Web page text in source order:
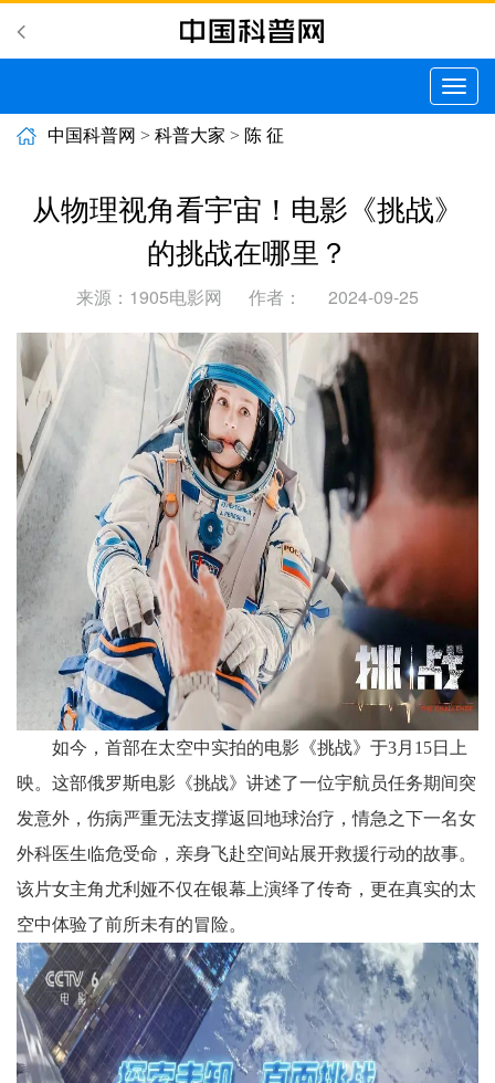
切
换
中国科普网 > 科普大家 > 陈 征
从物理视角看宇宙！电影《挑战》
的挑战在哪里？
来源：1905电影网 作者： 2024-09-25
如今，首部在太空中实拍的电影《挑战》于3月15日上
映。这部俄罗斯电影《挑战》讲述了一位宇航员任务期间突
发意外，伤病严重无法支撑返回地球治疗，情急之下一名女
外科医生临危受命，亲身飞赴空间站展开救援行动的故事。
该片女主角尤利娅不仅在银幕上演绎了传奇，更在真实的太
空中体验了前所未有的冒险。